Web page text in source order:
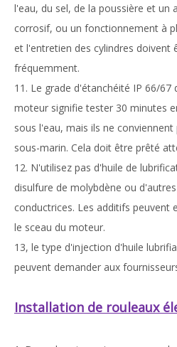
l'eau, du sel, de la poussière et un
corrosif, ou un fonctionnement à
et l'entretien des cylindres doivent
fréquemment.
11. Le grade d'étanchéité IP 66/
moteur signifie tester 30 minutes
sous l'eau, mais ils ne
sous-marin. Cela doit être prêté
12. N'utilisez pas d'huile de
disulfure de molybdène ou
conductrices. Les additifs peuvent
le sceau du moteur.
13, le type d'injection d'huile
peuvent demander aux
Installation de rouleaux